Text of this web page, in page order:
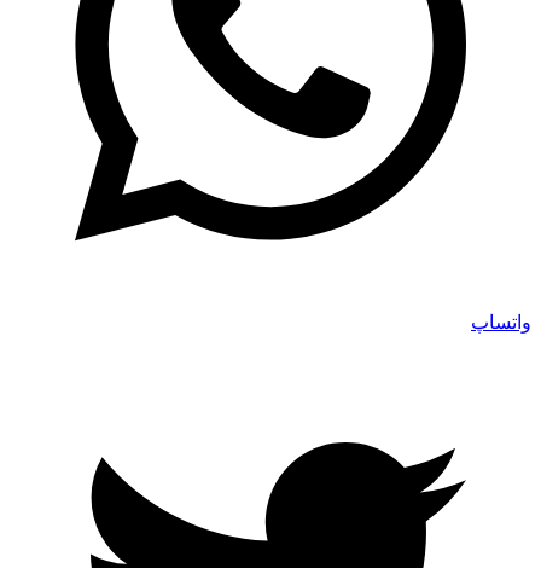
واتساپ